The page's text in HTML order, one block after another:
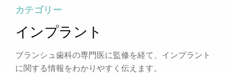
カテゴリー
インプラント
ブランシュ歯科の専門医に監修を経て、インプラント
に関する情報をわかりやすく伝えます。